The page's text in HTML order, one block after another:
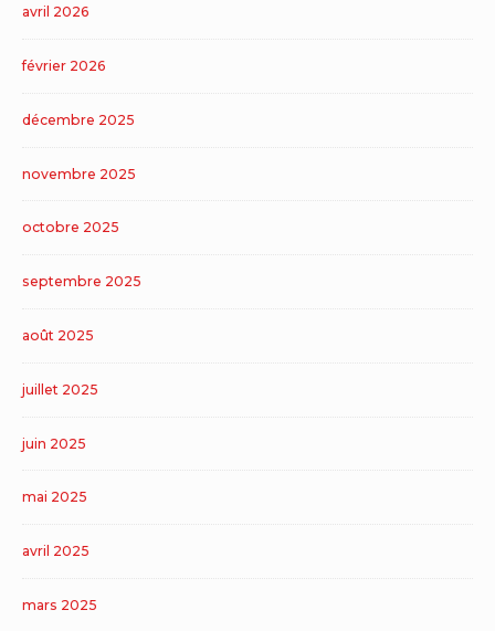
avril 2026
février 2026
décembre 2025
novembre 2025
octobre 2025
septembre 2025
août 2025
juillet 2025
juin 2025
mai 2025
avril 2025
mars 2025